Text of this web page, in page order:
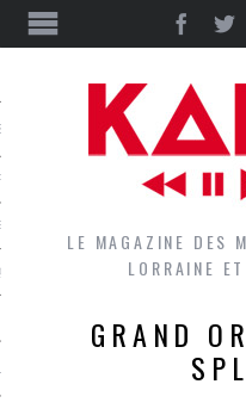
LE MAGAZINE DES
LORRAINE
GRAND